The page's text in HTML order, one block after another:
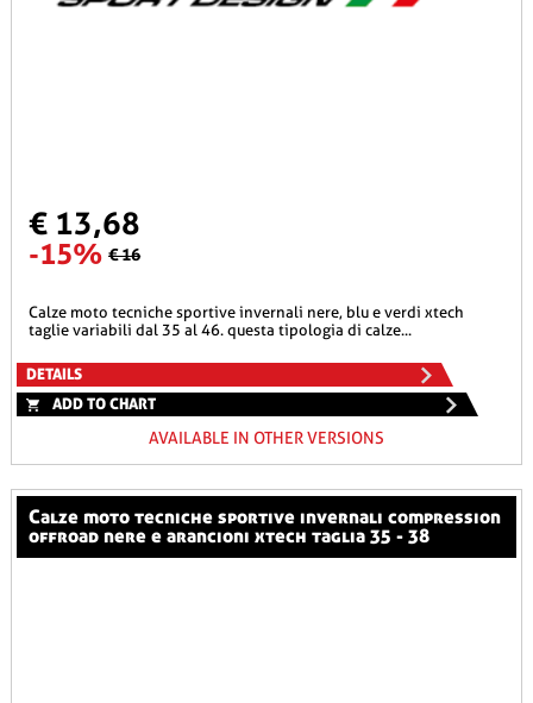
€ 13,68
-15% € 16
calze moto tecniche sportive invernali nere, blu e verdi xtech
taglie variabili dal 35 al 46. questa tipologia di calze...
DETAILS
ADD TO CHART
AVAILABLE IN OTHER VERSIONS
calze moto tecniche sportive invernali compression
offroad nere e arancioni xtech taglia 35 - 38